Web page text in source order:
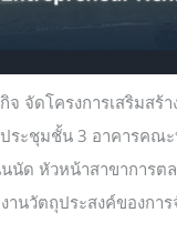
จัดโครงการเสริมสร้
ระชุมชั้น 3 อาคารค
หัวหน้าสาขาการตล
นวัตถุประสงค์ของการ